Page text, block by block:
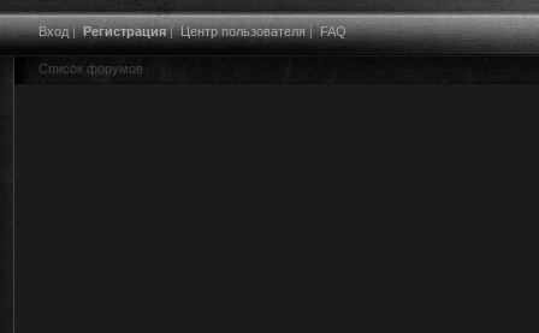
Вход|Регистрация|Центр пользователя|FAQ
Список форумов